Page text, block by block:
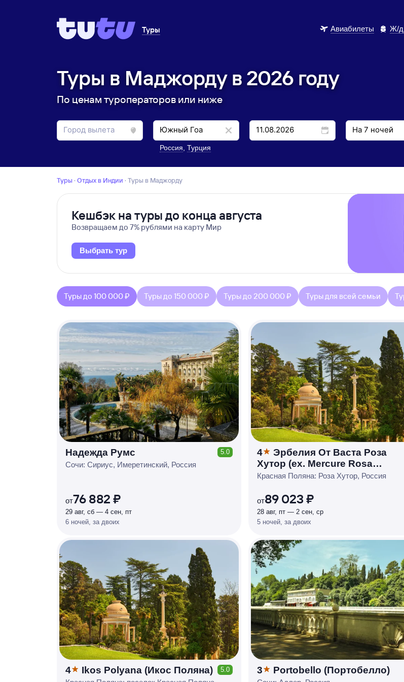
Туры Авиабилеты Ж/д
Туры в Маджорду в 2026 году
По ценам туроператоров или ниже
Россия Турция
Туры · Отдых в Индии · Туры в Маджорду
Кешбэк на туры до конца августа
Возвращаем до 7% рублями на карту Мир
Выбрать тур
Туры до 100 000 ₽ Туры до 150 000 ₽ Туры до 200 000 ₽ Туры для всей семьи
КЕШБЭК
Р
У
Б
Л
Я
М
И
Д
О 7
Надежда Румс 5.0
Сочи: Сириус, Имеретинский, Россия
от76 882 ₽
29 авг, сб — 4 сен, пт
6 ночей, за двоих
КЕШБЭК
Р
У
Б
Л
Я
М
И
Д
О 7
%
4
Эрбелия От Васта Роза
Хутор (ex. Mercure Rosa
Khutor)
Красная Поляна: Роза Хутор, Россия
от89 023 ₽
28 авг, пт — 2 сен, ср
5 ночей, за двоих
4 Ikos Polyana (Икос Поляна) 5.0 3 Portobello (Портобелло)